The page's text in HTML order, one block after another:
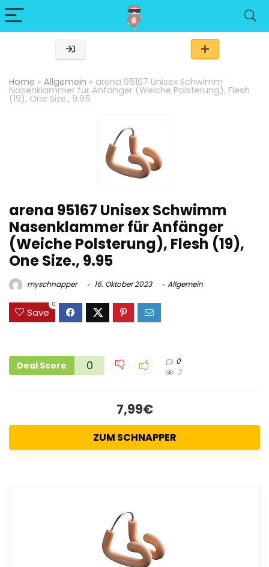
Home » Allgemein » arena 95167 Unisex Schwimm
Nasenklammer für Anfänger (Weiche Polsterung), Flesh
(19), One Size., 9.95
arena 95167 Unisex Schwimm
Nasenklammer für Anfänger
(Weiche Polsterung), Flesh (19),
One Size., 9.95
myschnapper 16. Oktober 2023 Allgemein
Save
0
Deal Score 0
0
3
7,99€
ZUM SCHNAPPER